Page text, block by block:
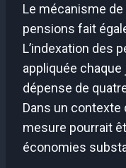
Le mécanisme
pensions fait
L’indexation des
appliquée
dépense de
Dans un
mesure pourrait
économies